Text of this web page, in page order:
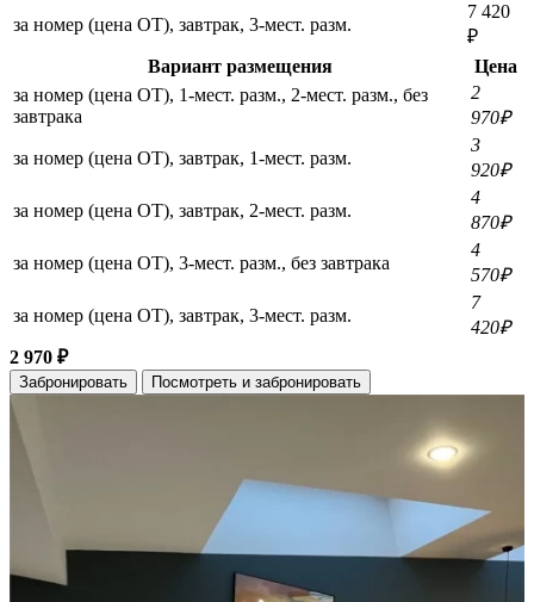
за номер (цена ОТ), завтрак, 3-мест. разм.
7 420
₽
Вариант размещения
Цена
за номер (цена ОТ), 1-мест. разм., 2-мест. разм., без
завтрака
2
970₽
за номер (цена ОТ), завтрак, 1-мест. разм.
3
920₽
за номер (цена ОТ), завтрак, 2-мест. разм.
4
870₽
за номер (цена ОТ), 3-мест. разм., без завтрака
4
570₽
за номер (цена ОТ), завтрак, 3-мест. разм.
7
420₽
2 970 ₽
Забронировать Посмотреть и забронировать